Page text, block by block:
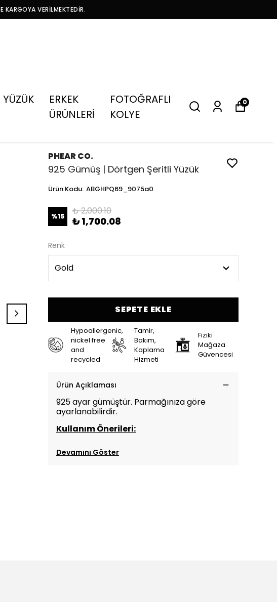
KARGOYA VERİLMEKTEDİR.
YÜZÜK
ERKEK
ÜRÜNLERİ
FOTOĞRAFLI
KOLYE
0
PHEAR CO.
925 Gümüş | Dörtgen Şeritli Yüzük
Ürün Kodu: ABGHPQ69_9075a0
%15 ₺ 2,000.10
₺ 1,700.08
Renk
SEPETE EKLE
Hypoallergenic,
nickel free
and
recycled
Tamir,
Bakım,
Kaplama
Hizmeti
Fiziki
Mağaza
Güvencesi
Ürün Açıklaması
925 ayar gümüştür. Parmağınıza göre
ayarlanabilirdir.
Kullanım Önerileri:
Devamını Göster